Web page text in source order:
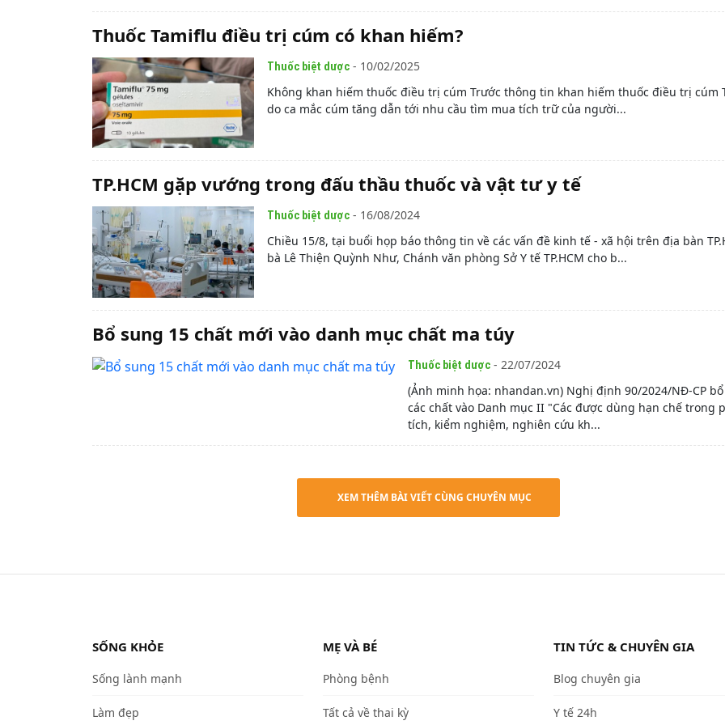
Thuốc Tamiflu điều trị cúm có khan hiếm?
Thuốc biệt dược - 10/02/2025
Không khan hiếm thuốc điều trị cúm Trước thông tin khan hiếm thuốc điều trị cúm
do ca mắc cúm tăng dẫn tới nhu cầu tìm mua tích trữ của người...
TP.HCM gặp vướng trong đấu thầu thuốc và vật tư y tế
Thuốc biệt dược - 16/08/2024
Chiều 15/8, tại buổi họp báo thông tin về các vấn đề kinh tế - xã hội trên địa bàn
bà Lê Thiện Quỳnh Như, Chánh văn phòng Sở Y tế TP.HCM cho b...
Bổ sung 15 chất mới vào danh mục chất ma túy
Thuốc biệt dược - 22/07/2024
(Ảnh minh họa: nhandan.vn) Nghị định 90/2024/NĐ-CP
các chất vào Danh mục II "Các được dùng hạn chế trong
tích, kiểm nghiệm, nghiên cứu kh...
XEM THÊM BÀI VIẾT CÙNG CHUYÊN MỤC
SỐNG KHỎE
Sống lành mạnh
Làm đẹp
MẸ VÀ BÉ
Phòng bệnh
Tất cả về thai kỳ
TIN TỨC & CHUYÊN GIA
Blog chuyên gia
Y tế 24h